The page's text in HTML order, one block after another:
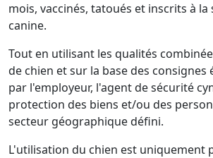
mois, vaccinés, tatoués et inscrits à
canine.
Tout en utilisant les qualités
de chien et sur la base des consignes
par l'employeur, l'agent de sécurité
protection des biens et/ou des
secteur géographique défini.
L'utilisation du chien est uniquement